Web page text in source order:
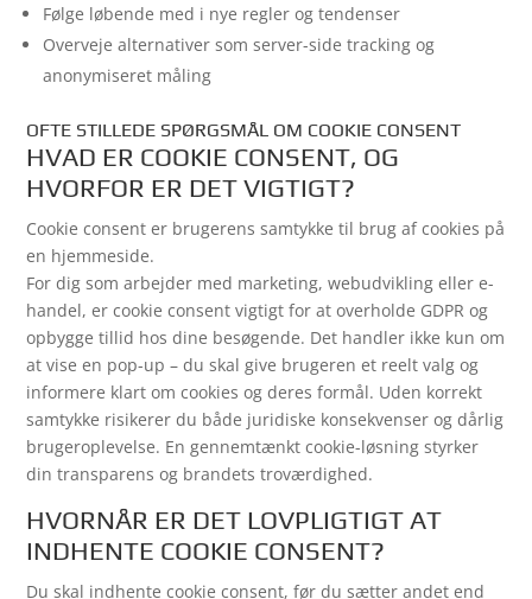
Følge løbende med i nye regler og tendenser
Overveje alternativer som server-side tracking og
anonymiseret måling
OFTE STILLEDE SPØRGSMÅL OM COOKIE CONSENT
HVAD ER COOKIE CONSENT, OG
HVORFOR ER DET VIGTIGT?
Cookie consent er brugerens samtykke til brug af cookies på
en hjemmeside.
For dig som arbejder med marketing, webudvikling eller e-
handel, er cookie consent vigtigt for at overholde GDPR og
opbygge tillid hos dine besøgende. Det handler ikke kun om
at vise en pop-up – du skal give brugeren et reelt valg og
informere klart om cookies og deres formål. Uden korrekt
samtykke risikerer du både juridiske konsekvenser og dårlig
brugeroplevelse. En gennemtænkt cookie-løsning styrker
din transparens og brandets troværdighed.
HVORNÅR ER DET LOVPLIGTIGT AT
INDHENTE COOKIE CONSENT?
Du skal indhente cookie consent, før du sætter andet end